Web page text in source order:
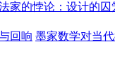
家的悖论：设计的囚
回响 墨家数学对当